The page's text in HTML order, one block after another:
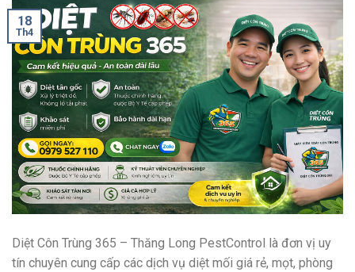
18
Th4
Diệt Côn Trùng 365 – Thăng Long PestControl là đơn vị uy
tín chuyên cung cấp các dịch vụ diệt mối giá rẻ, mọt, phòng